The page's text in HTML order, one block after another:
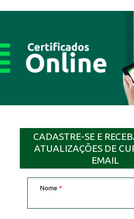
CADASTRE-SE E
ATUALIZAÇÕES DE
EMAIL
Nome *